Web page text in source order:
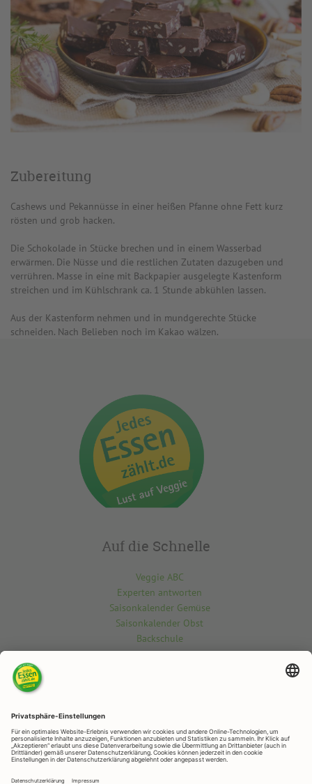
Zubereitung
Cashews und Pekannüsse in einer heißen Pfanne ohne Fett kurz
rösten und grob hacken.
Die Schokolade in Stücke brechen und in einem Wasserbad
erwärmen. Die Nüsse und die restlichen Zutaten dazugeben und
verrühren. Masse in eine mit Backpapier ausgelegte Kastenform
streichen und im Kühlschrank ca. 1 Stunde abkühlen lassen.
Aus der Kastenform nehmen und in mundgerechte Stücke
schneiden. Nach Belieben noch im Kakao wälzen.
Auf die Schnelle
Veggie ABC
Experten antworten
Saisonkalender Gemüse
Saisonkalender Obst
Backschule
beantworten wir deine Fragen.
Kontaktiere uns hier